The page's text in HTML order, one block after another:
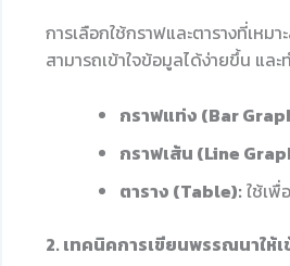
การเลือกใช้กราฟและตารางที่เห
สามารถเข้าใจข้อมูลได้ง่ายขึ้น แล
กราฟแท่ง (Bar
กราฟเส้น (Line
ตาราง (Table): ใช้เ
2. เทคนิคการเขียนพรรณนาให้เ